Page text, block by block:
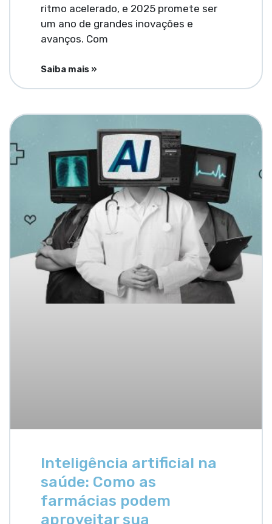
ritmo acelerado, e 2025 promete ser
um ano de grandes inovações e
avanços. Com
Saiba mais »
Inteligência artificial na
saúde: Como as
farmácias podem
aproveitar sua